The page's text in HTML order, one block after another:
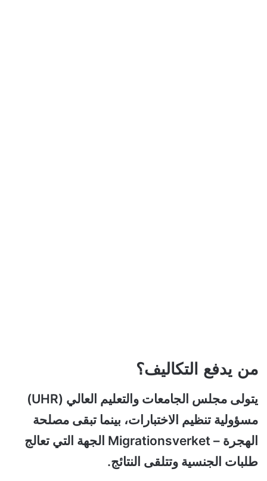
من يدفع التكاليف؟
يتولى مجلس الجامعات والتعليم العالي (UHR)
مسؤولية تنظيم الاختبارات، بينما تبقى مصلحة
الهجرة – Migrationsverket الجهة التي تعالج
طلبات الجنسية وتتلقى النتائج.